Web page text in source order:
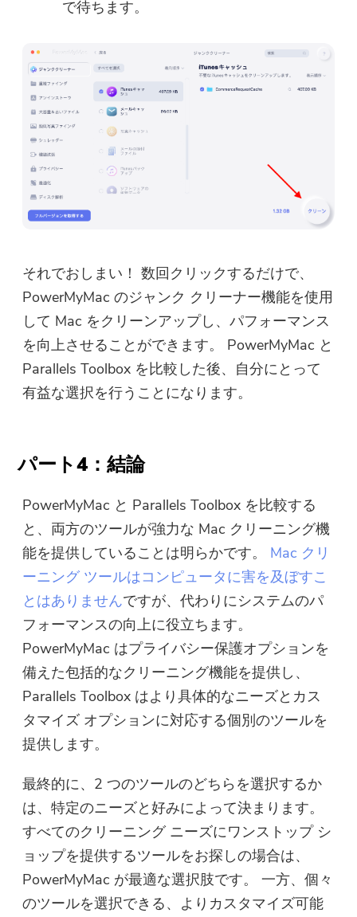
で待ちます。
それでおしまい！ 数回クリックするだけで、
PowerMyMac のジャンク クリーナー機能を使用
して Mac をクリーンアップし、パフォーマンス
を向上させることができます。 PowerMyMac と
Parallels Toolbox を比較した後、自分にとって
有益な選択を行うことになります。
パート4：結論
PowerMyMac と Parallels Toolbox を比較する
と、両方のツールが強力な Mac クリーニング機
能を提供していることは明らかです。 Mac クリ
ーニング ツールはコンピュータに害を及ぼすこ
とはありませんですが、代わりにシステムのパ
フォーマンスの向上に役立ちます。
PowerMyMac はプライバシー保護オプションを
備えた包括的なクリーニング機能を提供し、
Parallels Toolbox はより具体的なニーズとカス
タマイズ オプションに対応する個別のツールを
提供します。
最終的に、2 つのツールのどちらを選択するか
は、特定のニーズと好みによって決まります。
すべてのクリーニング ニーズにワンストップ シ
ョップを提供するツールをお探しの場合は、
PowerMyMac が最適な選択肢です。 一方、個々
のツールを選択できる、よりカスタマイズ可能